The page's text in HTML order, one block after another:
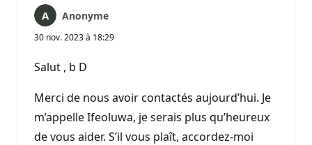
Anonyme
30 nov. 2023 à 18:29
Salut , b D
Merci de nous avoir contactés aujourd’hui. Je
m’appelle Ifeoluwa, je serais plus qu’heureux
de vous aider. S’il vous plaît, accordez-moi